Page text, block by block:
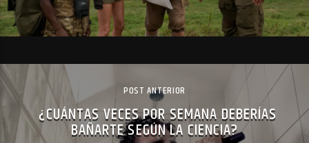
POST ANTERIOR
¿CUÁNTAS VECES POR SEMANA DEBERÍAS
BAÑARTE SEGÚN LA CIENCIA?